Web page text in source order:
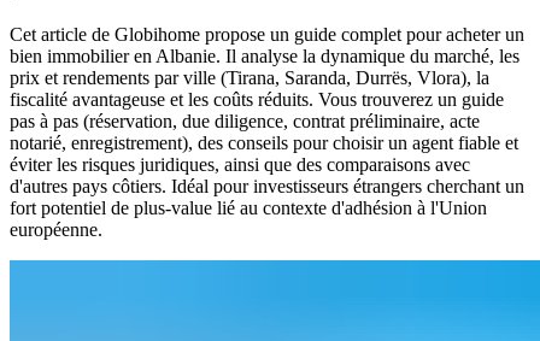
Cet article de Globihome propose un guide complet pour acheter un
bien immobilier en Albanie. Il analyse la dynamique du marché, les
prix et rendements par ville (Tirana, Saranda, Durrës, Vlora), la
fiscalité avantageuse et les coûts réduits. Vous trouverez un guide
pas à pas (réservation, due diligence, contrat préliminaire, acte
notarié, enregistrement), des conseils pour choisir un agent fiable et
éviter les risques juridiques, ainsi que des comparaisons avec
d'autres pays côtiers. Idéal pour investisseurs étrangers cherchant un
fort potentiel de plus-value lié au contexte d'adhésion à l'Union
européenne.